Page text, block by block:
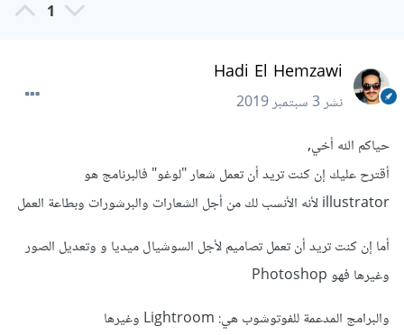
1
Hadi El Hemzawi
نشر3 سبتمبر 2019
حياكم الله أخي,
أقترح عليك إن كنت تريد أن تعمل شعار "لوغو" فالبرنامج هو
illustrator لأنه الأنسب لك من أجل الشعارات والبرشورات وبطاعة العمل
أما إن كنت تريد أن تعمل تصاميم لأجل السوشيال ميديا و وتعديل الصور
وغيرها فهو Photoshop
والبرامج المدعمة للفوتوشوب هي: Lightroom وغيرها